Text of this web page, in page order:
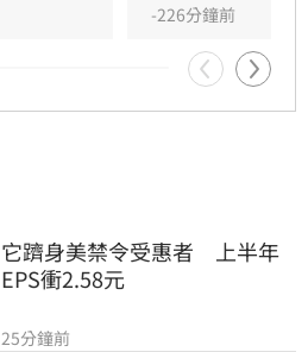
-226分鐘前
它躋身美禁令受惠者　上半年
EPS衝2.58元
25分鐘前